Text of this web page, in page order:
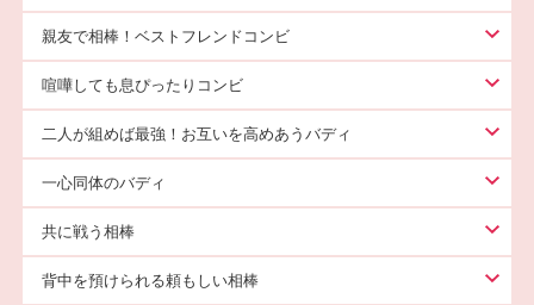
親友で相棒！ベストフレンドコンビ
喧嘩しても息ぴったりコンビ
二人が組めば最強！お互いを高めあうバディ
一心同体のバディ
共に戦う相棒
背中を預けられる頼もしい相棒